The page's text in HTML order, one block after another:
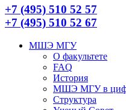
+7 (495) 510 52 57
+7 (495) 510 52 67
МШЭ МГУ
О факультете
FAQ
История
МШЭ МГУ в
Структура